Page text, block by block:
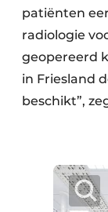
patiënten
radiologie
geopereerd
in Friesland
beschikt”,